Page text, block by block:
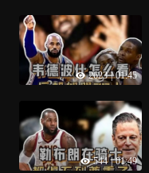
2623 | 01:45
544 | 01:49